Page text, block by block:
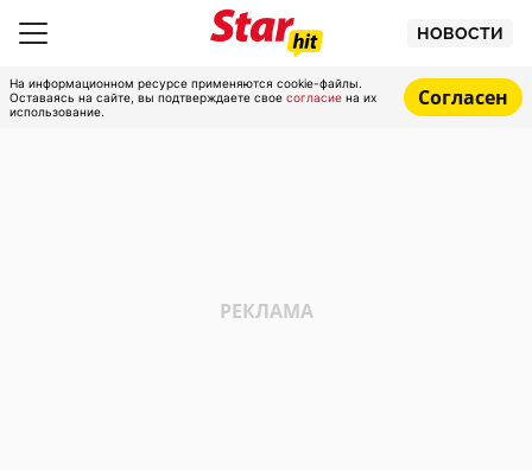
НОВОСТИ
На информационном ресурсе применяются cookie-файлы.
Оставаясь на сайте, вы подтверждаете свое согласие на их
использование.
Согласен